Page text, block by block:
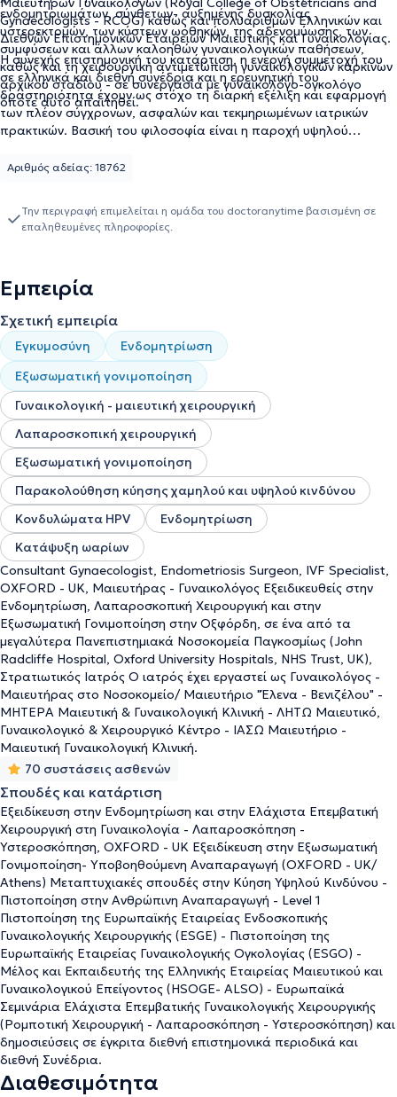
ενδομητριωμάτων, σύνθετων- αυξημένης δυσκολίας
υστερεκτομών, των κύστεων ωοθηκών, της αδενομύωσης, των
συμφύσεων και άλλων καλοηθών γυναικολογικών παθήσεων,
καθώς και τη χειρουργική αντιμετώπιση γυναικολογικών καρκίνων
αρχικού σταδίου - σε συνεργασία με γυναικολόγο-ογκολόγο
όποτε αυτό απαιτηθεί.
Gynaecologists - RCOG) καθώς και πολυάριθμων Ελληνικών και
Διεθνών Επιστημονικών Εταιρειών Μαιευτικής και Γυναικολογίας.
Η συνεχής επιστημονική του κατάρτιση, η ενεργή συμμετοχή του
σε ελληνικά και διεθνή συνέδρια και η ερευνητική του
δραστηριότητα έχουν ως στόχο τη διαρκή εξέλιξη και εφαρμογή
των πλέον σύγχρονων, ασφαλών και τεκμηριωμένων ιατρικών
πρακτικών. Βασική του φιλοσοφία είναι η παροχή υψηλού
ώστε κάθε γυναίκα, κάθε ζευγάρι και κάθε έγκυος να λαμβάνει τη
Αριθμός αδείας: 18762
Την περιγραφή επιμελείται η ομάδα του doctoranytime βασισμένη σε
επαληθευμένες πληροφορίες.
Εμπειρία
Σχετική εμπειρία
Εγκυμοσύνη
Ενδομητρίωση
Εξωσωματική γονιμοποίηση
Γυναικολογική - μαιευτική χειρουργική
Λαπαροσκοπική χειρουργική
Εξωσωματική γονιμοποίηση
Παρακολούθηση κύησης χαμηλού και υψηλού κινδύνου
Κονδυλώματα HPV
Ενδομητρίωση
Κατάψυξη ωαρίων
Consultant Gynaecologist, Endometriosis Surgeon, IVF Specialist,
OXFORD - UK, Μαιευτήρας - Γυναικολόγος Εξειδικευθείς στην
Ενδομητρίωση, Λαπαροσκοπική Χειρουργική και στην
Εξωσωματική Γονιμοποίηση στην Οξφόρδη, σε ένα από τα
μεγαλύτερα Πανεπιστημιακά Νοσοκομεία Παγκοσμίως (John
Radcliffe Hospital, Oxford University Hospitals, NHS Trust, UK),
Στρατιωτικός Ιατρός Ο ιατρός έχει εργαστεί ως Γυναικολόγος -
Μαιευτήρας στο Νοσοκομείο/ Μαιευτήριο "Έλενα - Βενιζέλου" -
ΜΗΤΕΡΑ Μαιευτική & Γυναικολογική Κλινική - ΛΗΤΩ Μαιευτικό,
Γυναικολογικό & Χειρουργικό Κέντρο - ΙΑΣΩ Μαιευτήριο -
Μαιευτική Γυναικολογική Κλινική.
70 συστάσεις ασθενών
Σπουδές και κατάρτιση
Εξειδίκευση στην Ενδομητρίωση και στην Ελάχιστα Επεμβατική
Χειρουργική στη Γυναικολογία - Λαπαροσκόπηση -
Υστεροσκόπηση, OXFORD - UK Εξειδίκευση στην Εξωσωματική
Γονιμοποίηση- Υποβοηθούμενη Αναπαραγωγή (OXFORD - UK/
Athens) Μεταπτυχιακές σπουδές στην Κύηση Υψηλού Κινδύνου -
Πιστοποίηση στην Ανθρώπινη Αναπαραγωγή - Level 1
Πιστοποίηση της Ευρωπαϊκής Εταιρείας Ενδοσκοπικής
Γυναικολογικής Χειρουργικής (ESGE) - Πιστοποίηση της
Ευρωπαϊκής Εταιρείας Γυναικολογικής Ογκολογίας (ESGO) -
Μέλος και Εκπαιδευτής της Ελληνικής Εταιρείας Μαιευτικού και
Γυναικολογικού Επείγοντος (HSOGE- ALSO) - Ευρωπαϊκά
Σεμινάρια Ελάχιστα Επεμβατικής Γυναικολογικής Χειρουργικής
(Ρομποτική Χειρουργική - Λαπαροσκόπηση - Υστεροσκόπηση) και
δημοσιεύσεις σε έγκριτα διεθνή επιστημονικά περιοδικά και
διεθνή Συνέδρια.
Διαθεσιμότητα